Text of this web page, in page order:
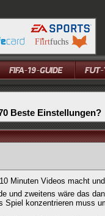
Beste Einstellungen?
Minuten Videos macht
und zweitens wäre das
konzentrieren muss